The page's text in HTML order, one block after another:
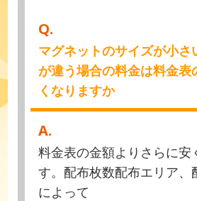
Q.
マグネットのサイズが小さ
が違う場合の料金は料金表
くなりますか
A.
料金表の金額よりさらに安
す。配布枚数配布エリア、
によって